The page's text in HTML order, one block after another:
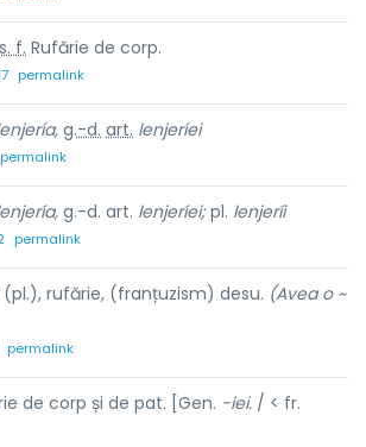
s. f. Rufărie de corp.
permalink
g.-d. art. lenjeríei
permalink
g.-d. art. lenjeríei;pl. lenjeríi
permalink
(pl.), rufărie, (franțuzism) desu. (Avea o ~
permalink
de corp și de pat. [Gen. -iei. / < fr.